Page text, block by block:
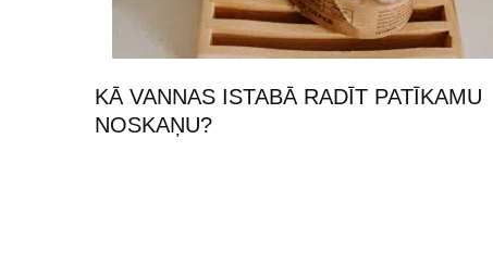
KĀ VANNAS ISTABĀ RADĪT PATĪKAMU
NOSKAŅU?